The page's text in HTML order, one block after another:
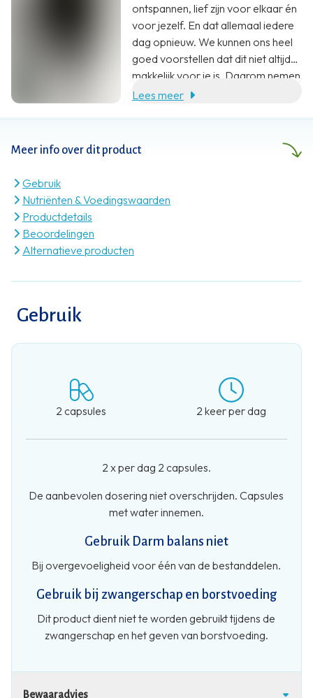
Meer info over dit product
Gebruik
Nutriënten & Voedingswaarden
Productdetails
Beoordelingen
Alternatieve producten
Gebruik
2 capsules 2 keer per dag
2 x per dag 2 capsules.
De aanbevolen dosering niet overschrijden. Capsules
met water innemen.
Gebruik Darm balans niet
Bij overgevoeligheid voor één van de bestanddelen.
Gebruik bij zwangerschap en borstvoeding
Dit product dient niet te worden gebruikt tijdens de
zwangerschap en het geven van borstvoeding.
Bewaaradvies
ontspannen, lief zijn voor elkaar én
voor jezelf. En dat allemaal iedere
dag opnieuw. We kunnen ons heel
goed voorstellen dat dit niet altijd
makkelijk voor je is. Daarom nemen
wij jou heel graag wat werk uit
Lees meer